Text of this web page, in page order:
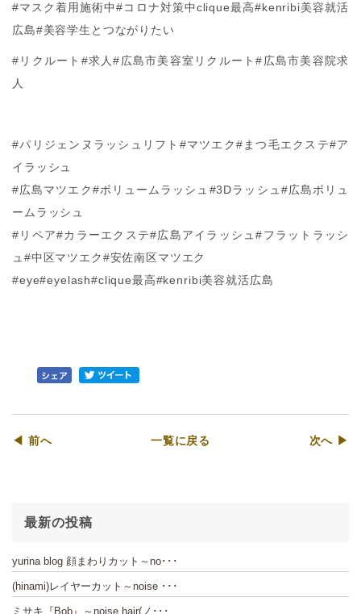
#マスク着用施術中#コロナ対策中clique最高#kenribi美容就活
広島#美容学生とつながりたい
#リクルート#求人#広島市美容室リクルート#広島市美容院求
人
#パリジェンヌラッシュリフト#マツエク#まつ毛エクステ#ア
イラッシュ
#広島マツエク#ボリュームラッシュ#3Dラッシュ#広島ボリュ
ームラッシュ
#リペア#カラーエクステ#広島アイラッシュ#フラットラッシ
ュ#中区マツエク#安佐南区マツエク
#eye#eyelash#clique最高#kenribi美容就活広島
◀ 前へ 一覧に戻る 次へ ▶
最新の投稿
yurina blog 顔まわりカット～no･･･
(hinami)レイヤーカット～noise ･･･
ミサキ『Bob』～noise hair(ノ･･･